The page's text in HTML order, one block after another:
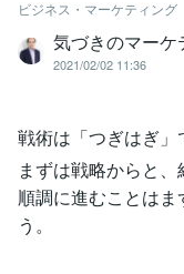
ビジネス・マーケティング
気づきのマーケ
2021/02/02 11:36
戦術は「つぎはぎ」
まずは戦略からと
順調に進むことは
う。